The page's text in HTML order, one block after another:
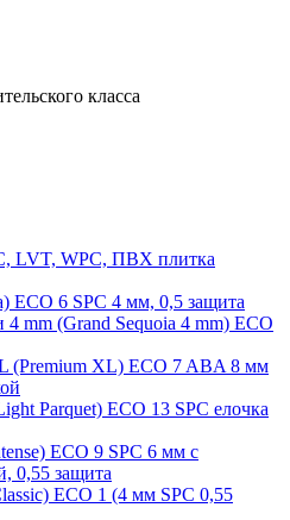
класса
LVT, WPC, ПВХ плитка
ECO 6 SPC 4 мм, 0,5 защита
mm (Grand Sequoia 4 mm) ECO
(Premium XL) ECO 7 ABA 8 мм
Parquet) ECO 13 SPC елочка
ECO 9 SPC 6 мм с
0,55 защита
ECO 1 (4 мм SPC 0,55